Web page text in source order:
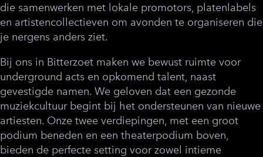
die samenwerken met lokale promotors, platenlabels
en artistencollectieven om avonden te organiseren die
je nergens anders ziet.
Bij ons in Bitterzoet maken we bewust ruimte voor
underground acts en opkomend talent, naast
gevestigde namen. We geloven dat een gezonde
muziekcultuur begint bij het ondersteunen van nieuwe
artiesten. Onze twee verdiepingen, met een groot
podium beneden en een theaterpodium boven,
bieden de perfecte setting voor zowel intieme